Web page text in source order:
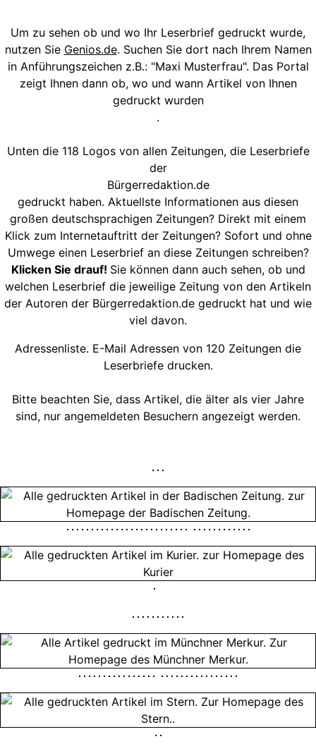
Um zu sehen ob und wo Ihr Leserbrief gedruckt wurde,
nutzen Sie Genios.de. Suchen Sie dort nach Ihrem Namen
in Anführungszeichen z.B.: "Maxi Musterfrau". Das Portal
zeigt Ihnen dann ob, wo und wann Artikel von Ihnen
gedruckt wurden
.
Unten die 118 Logos von allen Zeitungen, die Leserbriefe
der
Bürgerredaktion.de
gedruckt haben. Aktuellste Informationen aus diesen
großen deutschsprachigen Zeitungen? Direkt mit einem
Klick zum Internetauftritt der Zeitungen? Sofort und ohne
Umwege einen Leserbrief an diese Zeitungen schreiben?
Klicken Sie drauf! Sie können dann auch sehen, ob und
welchen Leserbrief die jeweilige Zeitung von den Artikeln
der Autoren der Bürgerredaktion.de gedruckt hat und wie
viel davon.
Adressenliste. E-Mail Adressen von 120 Zeitungen die
Leserbriefe drucken.
Bitte beachten Sie, dass Artikel, die älter als vier Jahre
sind, nur angemeldeten Besuchern angezeigt werden.